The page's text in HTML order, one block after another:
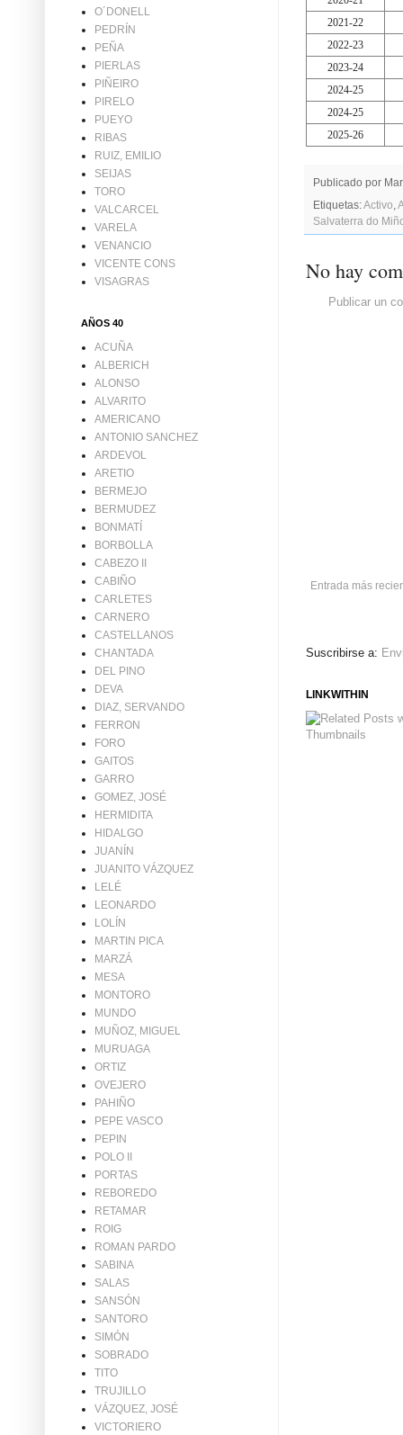
2021-22
2022-23
2023-24
2024-25
2024-25
2025-26
Publicado por
Etiquetas:Activo
Salvaterra do
No hay
Publicar un
Entrada más
Suscribirse a:
LINKWITHIN
O´DONELL
PEDRÍN
PEÑA
PIERLAS
PIÑEIRO
PIRELO
PUEYO
RIBAS
RUIZ, EMILIO
SEIJAS
TORO
VALCARCEL
VARELA
VENANCIO
VICENTE CONS
VISAGRAS
AÑOS 40
ACUÑA
ALBERICH
ALONSO
ALVARITO
AMERICANO
ANTONIO SANCHEZ
ARDEVOL
ARETIO
BERMEJO
BERMUDEZ
BONMATÍ
BORBOLLA
CABEZO II
CABIÑO
CARLETES
CARNERO
CASTELLANOS
CHANTADA
DEL PINO
DEVA
DIAZ, SERVANDO
FERRON
FORO
GAITOS
GARRO
GOMEZ, JOSÉ
HERMIDITA
HIDALGO
JUANÍN
JUANITO VÁZQUEZ
LELÉ
LEONARDO
LOLÍN
MARTIN PICA
MARZÁ
MESA
MONTORO
MUNDO
MUÑOZ, MIGUEL
MURUAGA
ORTIZ
OVEJERO
PAHIÑO
PEPE VASCO
PEPIN
POLO II
PORTAS
REBOREDO
RETAMAR
ROIG
ROMAN PARDO
SABINA
SALAS
SANSÓN
SANTORO
SIMÓN
SOBRADO
TITO
TRUJILLO
VÁZQUEZ, JOSÉ
VICTORIERO